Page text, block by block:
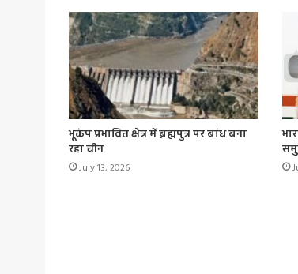
भूकंप प्रभावित क्षेत्र में ब्रह्मपुत्र पर बांध बना
रहा चीन
July 13, 2026